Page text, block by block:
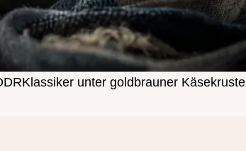
unter goldbrauner Käsekruste